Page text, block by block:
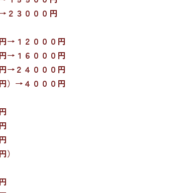
２３０００円
１２０００円
→１６０００円
→２４０００円
）→４０００円